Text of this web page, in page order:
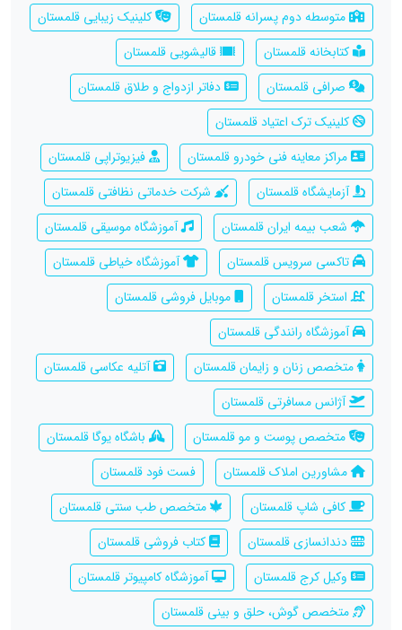
متوسطه دوم پسرانه قلمستان
کلینیک زیبایی قلمستان
کتابخانه قلمستان
قالیشویی قلمستان
صرافی قلمستان
دفاتر ازدواج و طلاق قلمستان
کلینیک ترک اعتیاد قلمستان
مراکز معاینه فنی خودرو قلمستان
فیزیوتراپی قلمستان
آزمایشگاه قلمستان
شرکت خدماتی نظافتی قلمستان
شعب بیمه ایران قلمستان
آموزشگاه موسیقی قلمستان
تاکسی سرویس قلمستان
آموزشگاه خیاطی قلمستان
استخر قلمستان
موبایل فروشی قلمستان
آموزشگاه رانندگی قلمستان
متخصص زنان و زایمان قلمستان
آتلیه عکاسی قلمستان
آژانس مسافرتی قلمستان
متخصص پوست و مو قلمستان
باشگاه یوگا قلمستان
مشاورین املاک قلمستان
فست فود قلمستان
کافی شاپ قلمستان
متخصص طب سنتی قلمستان
دندانسازی قلمستان
کتاب فروشی قلمستان
وکیل کرج قلمستان
آموزشگاه کامپیوتر قلمستان
متخصص گوش، حلق و بینی قلمستان